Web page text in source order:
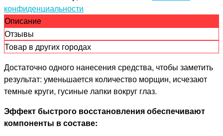
конфиденциальности
Описание
Отзывы
Товар в других городах
Достаточно одного нанесения средства, чтобы заметить
результат: уменьшается количество морщин, исчезают
темные круги, гусиные лапки вокруг глаз.
Эффект быстрого восстановления обеспечивают
компоненты в составе: